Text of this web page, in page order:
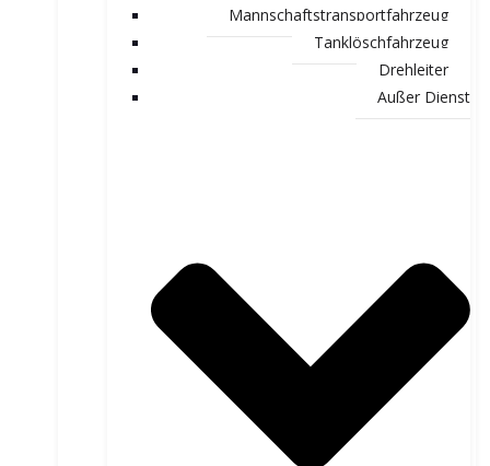
Mannschaftstransportfahrzeug
Tanklöschfahrzeug
Drehleiter
Außer Dienst